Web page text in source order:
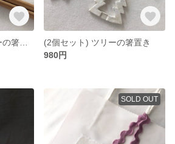
(2個セット) ツリーの箸置き
980円
SOLD OUT